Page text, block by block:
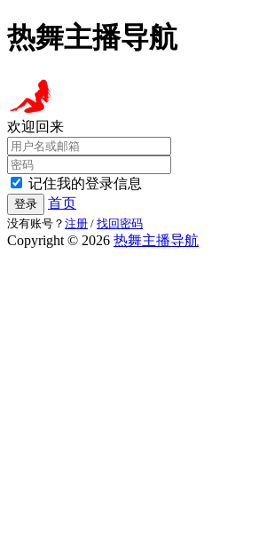
热舞主播导航
欢迎回来
记住我的登录信息
登录 首页
没有账号？ 注册 / 找回密码
Copyright © 2026 热舞主播导航